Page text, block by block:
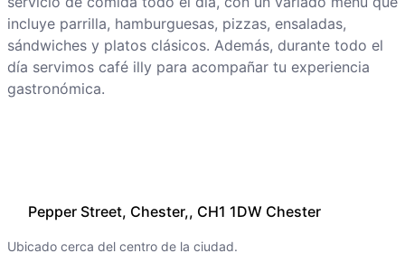
Pepper Street, Chester,, CH1 1DW Chester
Ubicado cerca del centro de la ciudad.
incluye parrilla, hamburguesas, pizzas, ensaladas,
sándwiches y platos clásicos. Además, durante todo el
día servimos café illy para acompañar tu experiencia
gastronómica.